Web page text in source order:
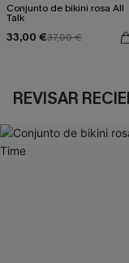
Conjunto de bikini rosa All
Talk
33,00 €37,00 €
REVISAR